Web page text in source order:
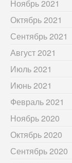
Ноябрь 2021
Октябрь 2021
Сентябрь 2021
Август 2021
Июль 2021
Июнь 2021
Февраль 2021
Ноябрь 2020
Октябрь 2020
Сентябрь 2020